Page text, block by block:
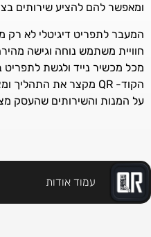
ומאפשר להם להציע שירותים
המעבר לתפריט דיגיטלי לא רק
מכל מכשיר נייד ולגשת לתפריט
הקוד- QR מקצר את התהליך ומציע ללקוחות גישה מיידית לכל המידע
על המנות והשירותים שהעסק
עמוד אודות